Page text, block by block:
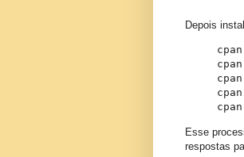
Depois
Esse
respostas